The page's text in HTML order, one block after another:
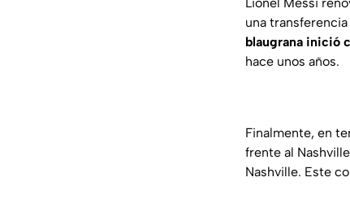
una
blaugrana inició
hace unos años.
Finalmente, en
frente al
Nashville. Este